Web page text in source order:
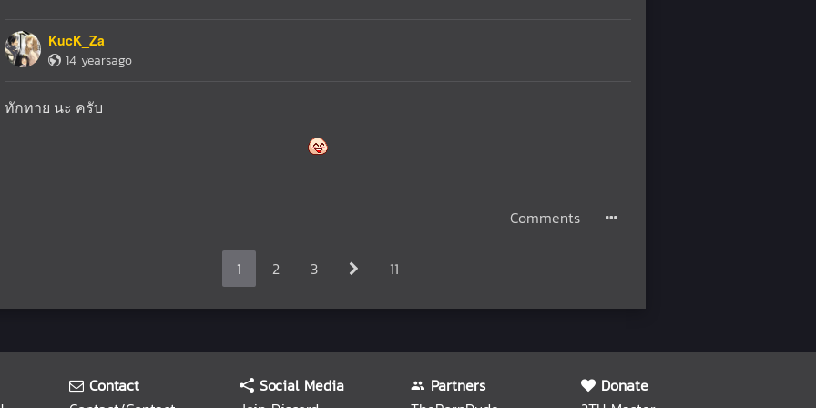
KucK_Za
14 yearsago
ทักทาย นะ ครับ
Comments
1 2 3 11
Contact
Social Media
Partners
Donate